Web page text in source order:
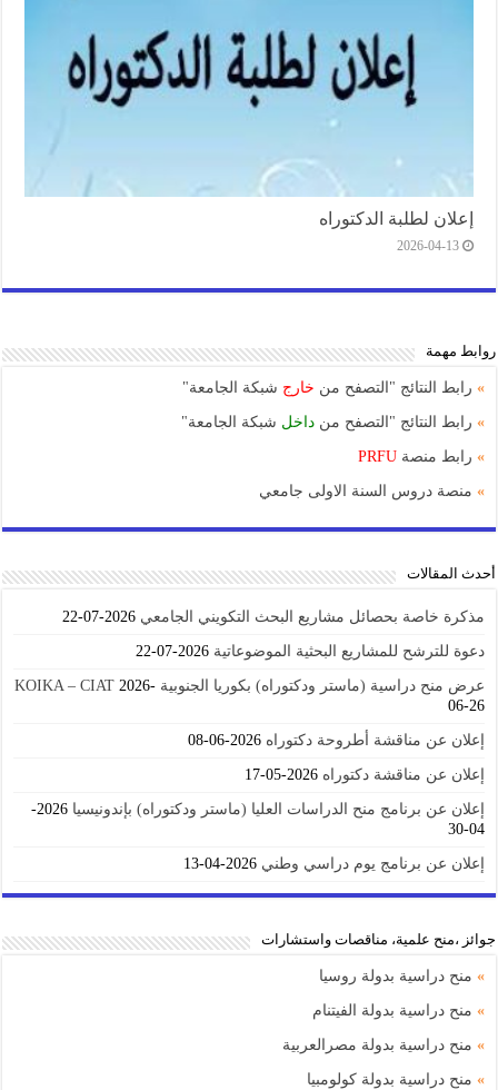
إعلان لطلبة الدكتوراه
2026-04-13
روابط مهمة
» رابط النتائج "التصفح من خارج شبكة الجامعة"
» رابط النتائج "التصفح منداخل شبكة الجامعة"
» رابط منصةPRFU
» منصة دروس السنة الاولى جامعي
أحدث المقالات
مذكرة خاصة بحصائل مشاريع البحث التكويني الجامعي 2026-07-22
دعوة للترشح للمشاريع البحثية الموضوعاتية 2026-07-22
عرض منح دراسية (ماستر ودكتوراه) بكوريا الجنوبية KOIKA – CIAT2026-
06-26
إعلان عن مناقشة أطروحة دكتوراه 2026-06-08
إعلان عن مناقشة دكتوراه 2026-05-17
إعلان عن برنامج منح الدراسات العليا (ماستر ودكتوراه) بإندونيسيا
2026-
04-30
إعلان عن برنامج يوم دراسي وطني 2026-04-13
جوائز ،منح علمية، مناقصات واستشارات
» منح دراسية بدولة روسيا
» منح دراسية بدولة الفيتنام
» منح دراسية بدولة مصرالعربية
» منح دراسية بدولة كولومبيا